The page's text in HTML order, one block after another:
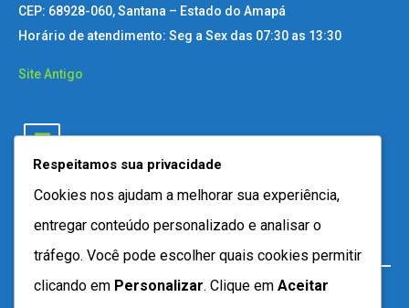
CEP: 68928-060, Santana – Estado do Amapá
Horário de atendimento: Seg a Sex das 07:30 as 13:30
Site Antigo
Respeitamos sua privacidade
Cookies nos ajudam a melhorar sua experiência,
entregar conteúdo personalizado e analisar o
tráfego. Você pode escolher quais cookies permitir
clicando em Personalizar. Clique em Aceitar